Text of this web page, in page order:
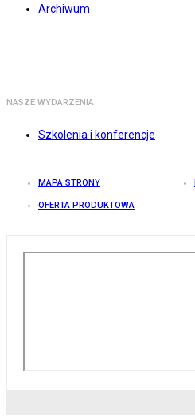
Archiwum
NASZE WYDARZENIA
Szkolenia i konferencje
MAPA STRONY
OFERTA PRODUKTOWA